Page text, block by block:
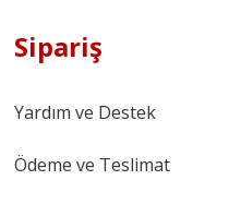
Sipariş
Yardım ve Destek
Ödeme ve Teslimat